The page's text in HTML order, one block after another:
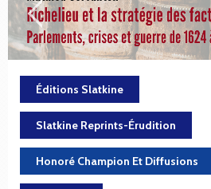
Éditions Slatkine
Slatkine Reprints-Érudition
Honoré Champion Et Diffusions